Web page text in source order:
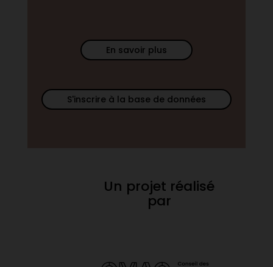
En savoir plus
S'inscrire à la base de données
Un projet réalisé
par